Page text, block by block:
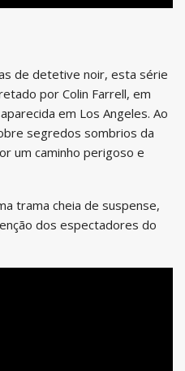
de detetive noir, esta série
por Colin Farrell, em
em Los Angeles. Ao
segredos sombrios da
um caminho perigoso e
trama cheia de suspense,
dos espectadores do